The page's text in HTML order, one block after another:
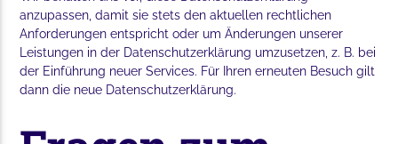
anzupassen, damit sie stets den aktuellen rechtlichen
Anforderungen entspricht oder um Änderungen unserer
Leistungen in der Datenschutzerklärung umzusetzen, z. B. bei
der Einführung neuer Services. Für Ihren erneuten Besuch gilt
dann die neue Datenschutzerklärung.